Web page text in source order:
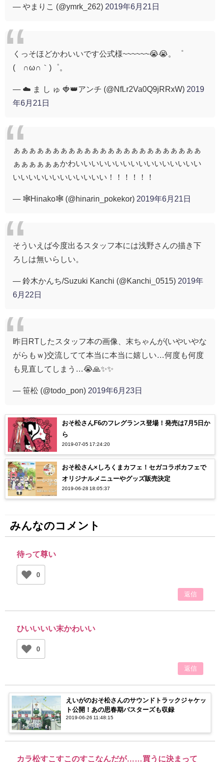
— やまりこ (@ymrk_262) 2019年6月21日
くっそほどかわいいです公式様~~~~~~😭😭。゜
(´∩ω∩｀)゜。
— ☁️ ま し ゅ 🍓👑アンチ (@NfLr2Va0Q9jRRxW) 2019
年6月21日
ぁぁぁぁぁぁぁぁぁぁぁぁぁぁぁぁぁぁぁぁぁぁぁぁ
ぁぁぁぁぁぁかわいいいいいいいいいいいいいいいい
いいいいいいいいいいいい！！！！！！
— 🕸Hinako🕸 (@hinarin_pokekor) 2019年6月21日
そういえば今度出るスタッフ本には浅野さんの描き下
ろしは無いらしい。
— 鈴木かんち/Suzuki Kanchi (@Kanchi_0515) 2019年
6月22日
昨日RTしたスタッフ本の画像、末ちゃんが(いやいやな
がらもｗ)交流してて本当に本当に嬉しい…何度も何度
も見直してしまう…😭🙏✨✨
— 笹松 (@todo_pon) 2019年6月23日
おそ松さんF6のフレグランス登場！発売は7月5日か
ら
2019-07-05 17:24:20
おそ松さん×しろくまカフェ！セガコラボカフェで
オリジナルメニューやグッズ販売決定
2019-06-28 18:05:37
みんなのコメント
待って尊い
0
返信
ひいいいい末かわいい
0
返信
えいがのおそ松さんのサウンドトラックジャケッ
ト公開！あの思春期バスターズも収録
2019-06-26 11:48:15
カラ松すこすこのすこなんだが……買うに決まって